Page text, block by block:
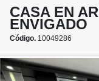
CASA EN
ENVIGADO
Código. 10049286